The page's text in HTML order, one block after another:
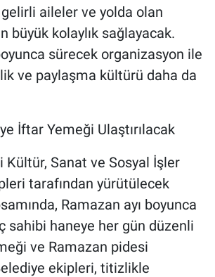
aileler ve yolda olan
büyük kolaylık sağlayacak.
sürecek organizasyon ile
ve paylaşma kültürü daha da
İftar Yemeği Ulaştırılacak
Kültür, Sanat ve Sosyal İşler
tarafından yürütülecek
Ramazan ayı boyunca
sahibi haneye her gün düzenli
ve Ramazan pidesi
ekipleri, titizlikle